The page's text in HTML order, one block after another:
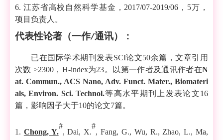
6. 江苏省高校自然科学基金， 2017/07-2019/06 ， 5万，
项目负责人。
代表性论著（一作/通讯）：
已在国际学术期刊发表SCI论文50余篇，文章引用
次数>2300 ， H-index为23。以第一作者及通讯作者在N
at. Commun., ACS Nano, Adv. Funct. Mater., Biomateri
als, Environ. Sci. Technol.等高水平期刊上发表论文16
篇，影响因子大于10的论文7篇。
1. Chong, Y.
#
, Dai, X.
#
, Fang, G., Wu, R., Zhao, L., Ma,